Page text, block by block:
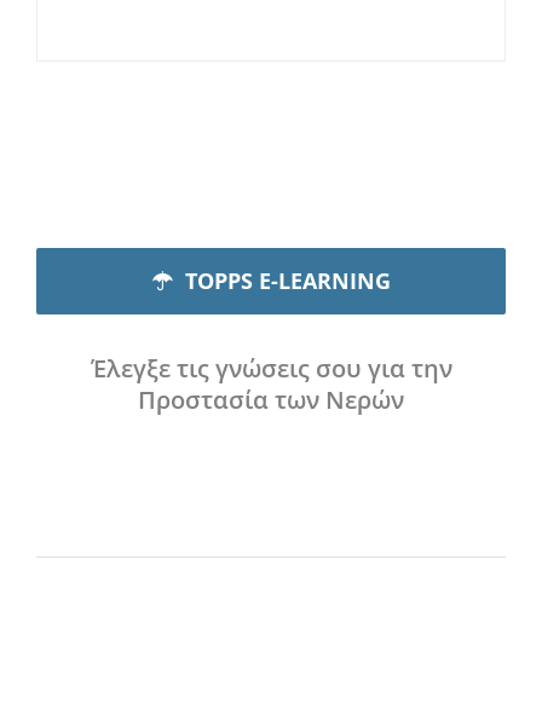
TOPPS E-LEARNING
Έλεγξε τις γνώσεις σου για την
Προστασία των Νερών